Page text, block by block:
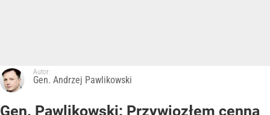
Autor:
Gen. Andrzej Pawlikowski
Gen. Pawlikowski: Przywiozłem cenną